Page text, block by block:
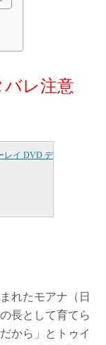
レ注意
レイ DVD デジタルコピ
れたモアナ（日
長として育てら
から」とトゥイ